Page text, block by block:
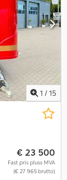
1 / 15
€ 23 500
Fast pris pluss MVA
(€ 27 965 brutto)